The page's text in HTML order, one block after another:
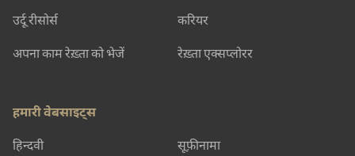
उर्दू रीसोर्स
अपना काम रेख़्ता को भेजें
करियर
रेख़्ता एक्सप्लोरर
हमारी वेबसाइट्स
हिन्दवी सूफ़ीनामा